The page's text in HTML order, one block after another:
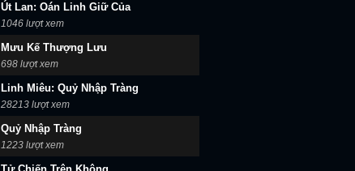
Út Lan: Oán Linh Giữ Của
1046 lượt xem
Mưu Kế Thượng Lưu
698 lượt xem
Linh Miêu: Quỷ Nhập Tràng
28213 lượt xem
Quỷ Nhập Tràng
1223 lượt xem